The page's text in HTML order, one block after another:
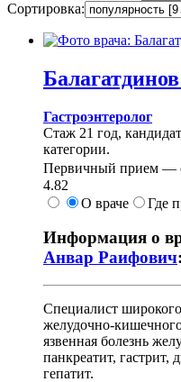
Сортировка:
Балагатдинов
Гастроэнтеролог
Стаж 21 год,
категории.
Первичный прием —
4.82
О враче
Где
Информация о
Анвар Раифович:
Специалист
желудочно-
язвенная болезнь
панкреатит, гастрит,
гепатит.